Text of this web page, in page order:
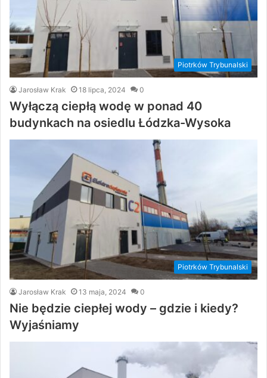
Piotrków Trybunalski
Jarosław Krak 18 lipca, 2024 0
Wyłączą ciepłą wodę w ponad 40
budynkach na osiedlu Łódzka-Wysoka
Piotrków Trybunalski
Jarosław Krak 13 maja, 2024 0
Nie będzie ciepłej wody – gdzie i kiedy?
Wyjaśniamy